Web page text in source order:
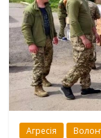
Агресія